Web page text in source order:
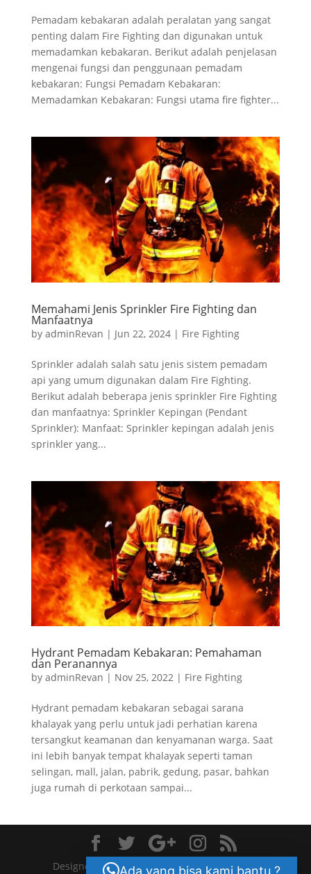
Pemadam kebakaran adalah peralatan yang sangat
penting dalam Fire Fighting dan digunakan untuk
memadamkan kebakaran. Berikut adalah penjelasan
mengenai fungsi dan penggunaan pemadam
kebakaran: Fungsi Pemadam Kebakaran:
Memadamkan Kebakaran: Fungsi utama fire fighter...
Memahami Jenis Sprinkler Fire Fighting dan
Manfaatnya
by adminRevan | Jun 22, 2024| Fire Fighting
Sprinkler adalah salah satu jenis sistem pemadam
api yang umum digunakan dalam Fire Fighting.
Berikut adalah beberapa jenis sprinkler Fire Fighting
dan manfaatnya: Sprinkler Kepingan (Pendant
Sprinkler): Manfaat: Sprinkler kepingan adalah jenis
sprinkler yang...
Hydrant Pemadam Kebakaran: Pemahaman
dan Peranannya
by adminRevan | Nov 25, 2022| Fire Fighting
Hydrant pemadam kebakaran sebagai sarana
khalayak yang perlu untuk jadi perhatian karena
tersangkut keamanan dan kenyamanan warga. Saat
ini lebih banyak tempat khalayak seperti taman
selingan, mall, jalan, pabrik, gedung, pasar, bahkan
juga rumah di perkotaan sampai...
Designed by crn.co.id Themes | Powered by
Ada yang bisa kami bantu ?